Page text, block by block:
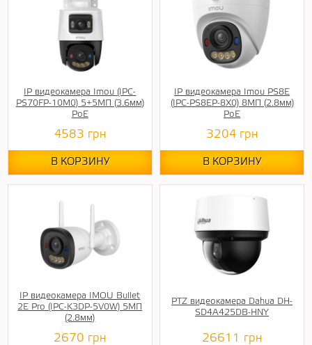
IP видеокамера Imou (IPC-
PS70FP-10M0) 5+5МП (3.6мм)
PoE
4583 грн
В КОРЗИНУ
IP видеокамера Imou PS8E
(IPC-PS8EP-8X0) 8МП (2.8мм)
PoE
3204 грн
В КОРЗИНУ
IP видеокамера IMOU Bullet
2E Pro (IPC-K3DP-5V0W) 5МП
(2.8мм)
2670 грн
PTZ видеокамера Dahua DH-
SD4A425DB-HNY
26611 грн